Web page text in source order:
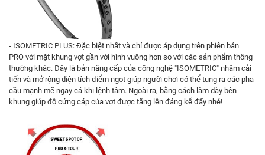
- ISOMETRIC PLUS: Đặc biệt nhất và chỉ được áp dụng trên phiên bản
PRO với mặt khung vợt gần với hình vuông hơn so với các sản phẩm thông
thường khác. Đây là bản nâng cấp của công nghệ "ISOMETRIC" nhằm cải
tiến và mở rộng diện tích điểm ngọt giúp người chơi có thể tung ra các pha
cầu mạnh mẽ ngay cả khi lệnh tâm. Ngoài ra, bằng cách làm dày bên
khung giúp độ cứng cáp của vợt được tăng lên đáng kể đấy nhé!